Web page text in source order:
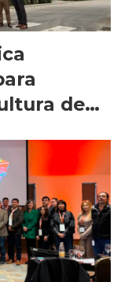
de